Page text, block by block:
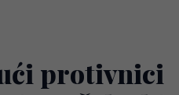
protivnici